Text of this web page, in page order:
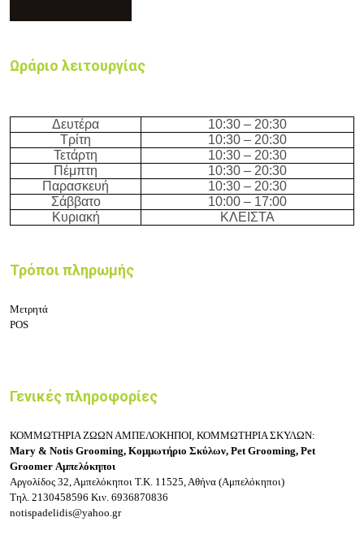
Ωράριο λειτουργίας
Δευτέρα 10:30 – 20:30
Τρίτη
10:30 – 20:30
Τετάρτη
10:30 – 20:30
Πέμπτη
10:30 – 20:30
Παρασκευή
10:30 – 20:30
Σάββατο
10:00 – 17:00
Κυριακή
ΚΛΕΙΣΤΑ
Τρόποι πληρωμής
Μετρητά
POS
Γενικές πληροφορίες
ΚΟΜΜΩΤΗΡΙΑ ΖΩΩΝ ΑΜΠΕΛΟΚΗΠΟΙ, ΚΟΜΜΩΤΗΡΙΑ ΣΚΥΛΩΝ:
Mary & Notis Grooming, Κομμωτήριο Σκύλων, Pet Grooming, Pet
Groomer Αμπελόκηποι
Αργολίδος 32, Αμπελόκηποι Τ.Κ. 11525, Αθήνα (Αμπελόκηποι)
Τηλ. 2130458596 Κιν. 6936870836
notispadelidis@yahoo.gr